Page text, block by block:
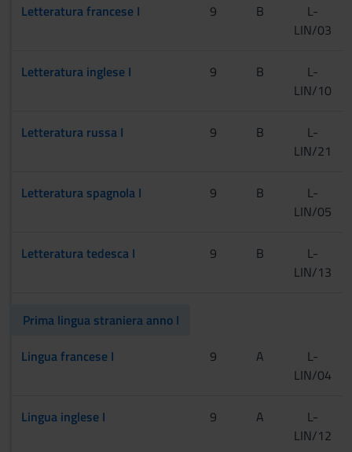
Letteratura francese I
9 B
L-
LIN/03
Letteratura inglese I 9 B
L-
LIN/10
Letteratura russa I 9 B
L-
LIN/21
Letteratura spagnola I 9 B
L-
LIN/05
Letteratura tedesca I 9 B
L-
LIN/13
Prima lingua straniera anno I
Lingua francese I
9 A
L-
LIN/04
Lingua inglese I 9 A
L-
LIN/12